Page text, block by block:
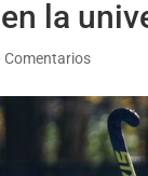
la
Comentarios